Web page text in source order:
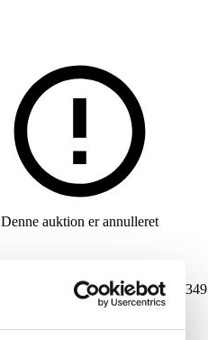
Denne auktion er annulleret
VARENUMMER6506349